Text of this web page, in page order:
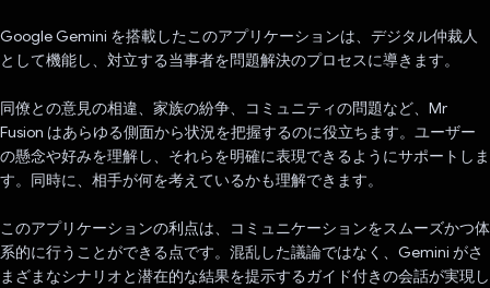
Google Gemini を搭載したこのアプリケーションは、デジタル仲裁人
として機能し、対立する当事者を問題解決のプロセスに導きます。
同僚との意見の相違、家族の紛争、コミュニティの問題など、Mr
Fusion はあらゆる側面から状況を把握するのに役立ちます。ユーザー
の懸念や好みを理解し、それらを明確に表現できるようにサポートしま
す。同時に、相手が何を考えているかも理解できます。
このアプリケーションの利点は、コミュニケーションをスムーズかつ体
系的に行うことができる点です。混乱した議論ではなく、Gemini がさ
まざまなシナリオと潜在的な結果を提示するガイド付きの会話が実現し